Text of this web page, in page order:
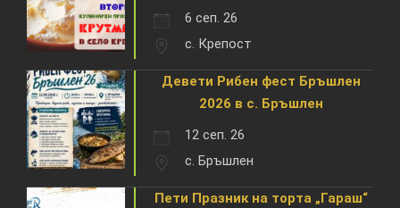
6 сеп. 26
с. Крепост
Девети Рибен фест Бръшлен
2026 в с. Бръшлен
12 сеп. 26
с. Бръшлен
Пети Празник на торта „Гараш“